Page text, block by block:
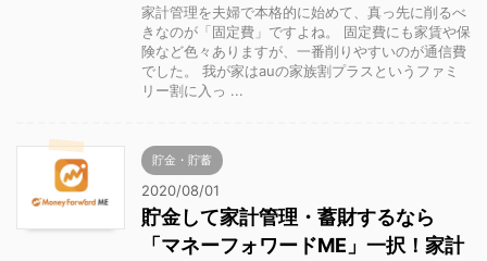
家計管理を夫婦で本格的に始めて、真っ先に削るべ
きなのが「固定費」ですよね。 固定費にも家賃や保
険など色々ありますが、一番削りやすいのが通信費
でした。 我が家はauの家族割プラスというファミ
リー割に入っ ...
貯金・貯蓄
2020/08/01
貯金して家計管理・蓄財するなら
「マネーフォワードME」一択！家計